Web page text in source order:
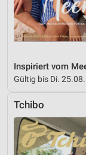
Inspiriert vom
Gültig bis Di. 25.08.
Tchibo
Funktional
Werbung